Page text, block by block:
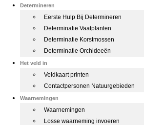
Determineren
Eerste Hulp Bij Determineren
Determinatie Vaatplanten
Determinatie Korstmossen
Determinatie Orchideeën
Het veld in
Veldkaart printen
Contactpersonen Natuurgebieden
Waarnemingen
Waarnemingen
Losse waarneming invoeren